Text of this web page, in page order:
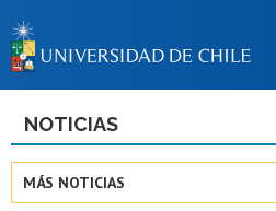
NOTICIAS
MÁS NOTICIAS